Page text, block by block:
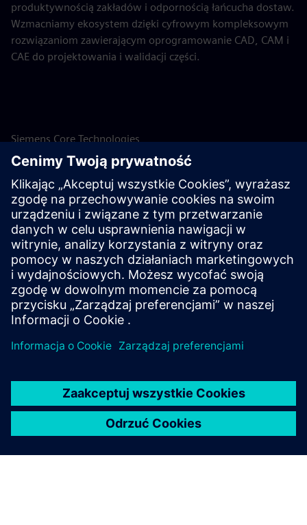
produktywnością zakładów i odpornością łańcucha dostaw.
Wzmacniamy ekosystem dzięki cyfrowym kompleksowym
rozwiązaniom zawierającym oprogramowanie CAD, CAM i
CAE do projektowania i walidacji części.
Siemens Core Technologies
Siemens dąży do przywództwa technologicznego w
dziedzinach technologii i innowacji, które mają nadrzędne
znaczenie dla firmy. Te podstawowe technologie mają
kluczowe znaczenie dla długoterminowego sukcesu firmy
Siemens i jego klientów. Eksperci z globalnego działu badań
technologicznych i różnych firm współpracują tutaj,
konsolidując działania badawczo-rozwojowe firmy.